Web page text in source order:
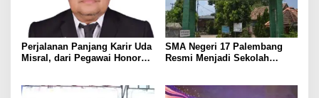
Perjalanan Panjang Karir Uda
Misral, dari Pegawai Honorer
Eselon III
SMA Negeri 17 Palembang
Resmi Menjadi Sekolah